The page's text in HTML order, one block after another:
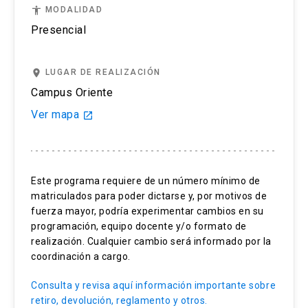
test.
Si cancelas tu examen dentro de los 14 días y
el día del examen) recibirás un reembolso del
Si te ausentas al examen solo podremos re-
agendar la prueba en caso de que tu ausencia se
deba a una enfermedad será, fallecimiento de
algún familiar o emergencia. Toda solicitud
deberá ser enviada por correo a
certificado médico que debemos recibir a más
accessibility MODALIDAD
Presencial
place LUGAR DE REALIZACIÓN
Campus Oriente
Ver mapa launch
Este programa requiere de un número mínimo de
matriculados para poder dictarse y, por motivos de
fuerza mayor, podría experimentar cambios en su
programación, equipo docente y/o formato de
realización. Cualquier cambio será informado por la
coordinación a cargo.
Consulta y revisa aquí información importante sobre
retiro, devolución, reglamento y otros.